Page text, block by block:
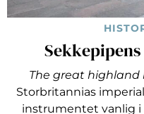
The great highland
Storbritannias
instrumentet vanlig i